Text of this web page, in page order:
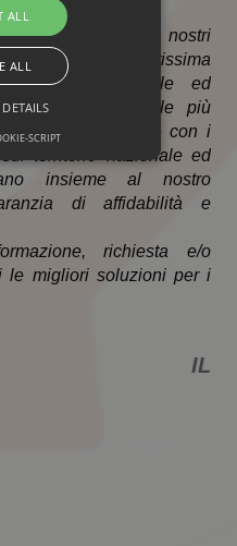
anni di attività, i nostri
tutti di recentissima
staff professionale ed
con le più
e di navigazione e con i
territorio nazionale ed
insieme al nostro
di affidabilità e
richiesta e/o
le migliori soluzioni per i
IL
ALL
ALL
that do not
or are in the
Description
SCRIPT